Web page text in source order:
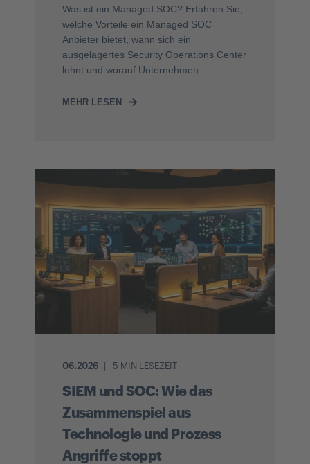
Was ist ein Managed SOC? Erfahren Sie,
welche Vorteile ein Managed SOC
Anbieter bietet, wann sich ein
ausgelagertes Security Operations Center
lohnt und worauf Unternehmen ...
MEHR LESEN
06.2026 5 MIN LESEZEIT
SIEM und SOC: Wie das
Zusammenspiel aus
Technologie und Prozess
Angriffe stoppt